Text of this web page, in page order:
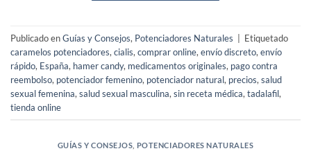
Publicado enGuías y Consejos, Potenciadores Naturales
Etiquetado
caramelos potenciadores, cialis, comprar online, envío discreto, envío
rápido, España, hamer candy, medicamentos originales, pago contra
reembolso, potenciador femenino, potenciador natural, precios, salud
sexual femenina, salud sexual masculina, sin receta médica, tadalafil,
tienda online
GUÍAS Y CONSEJOS POTENCIADORES NATURALES